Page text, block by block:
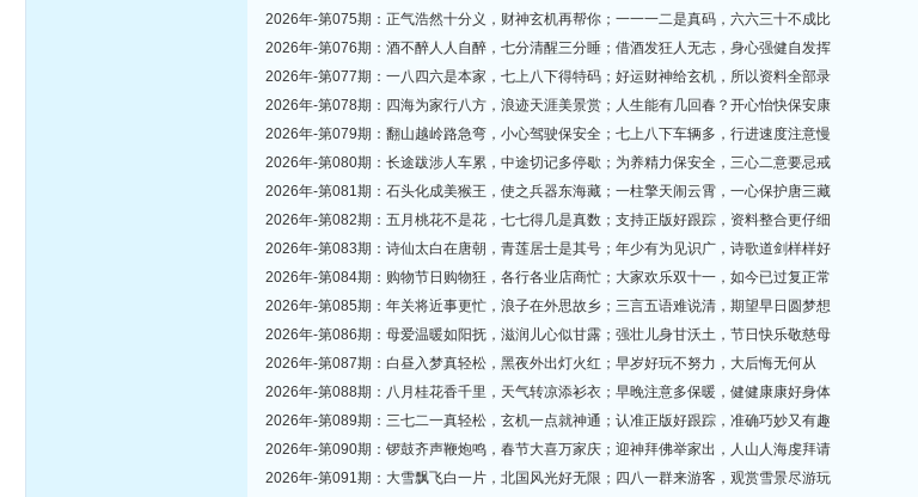
2026年-第075期：正气浩然十分义，财神玄机再帮你；一一一二是真码，六六三十不成比
2026年-第076期：酒不醉人人自醉，七分清醒三分睡；借酒发狂人无志，身心强健自发挥
2026年-第077期：一八四六是本家，七上八下得特码；好运财神给玄机，所以资料全部录
2026年-第078期：四海为家行八方，浪迹天涯美景赏；人生能有几回春？开心怡快保安康
2026年-第079期：翻山越岭路急弯，小心驾驶保安全；七上八下车辆多，行进速度注意慢
2026年-第080期：长途跋涉人车累，中途切记多停歇；为养精力保安全，三心二意要忌戒
2026年-第081期：石头化成美猴王，使之兵器东海藏；一柱擎天闹云霄，一心保护唐三藏
2026年-第082期：五月桃花不是花，七七得几是真数；支持正版好跟踪，资料整合更仔细
2026年-第083期：诗仙太白在唐朝，青莲居士是其号；年少有为见识广，诗歌道剑样样好
2026年-第084期：购物节日购物狂，各行各业店商忙；大家欢乐双十一，如今已过复正常
2026年-第085期：年关将近事更忙，浪子在外思故乡；三言五语难说清，期望早日圆梦想
2026年-第086期：母爱温暖如阳抚，滋润儿心似甘露；强壮儿身甘沃土，节日快乐敬慈母
2026年-第087期：白昼入梦真轻松，黑夜外出灯火红；早岁好玩不努力，大后悔无何从
2026年-第088期：八月桂花香千里，天气转凉添衫衣；早晚注意多保暖，健健康康好身体
2026年-第089期：三七二一真轻松，玄机一点就神通；认准正版好跟踪，准确巧妙又有趣
2026年-第090期：锣鼓齐声鞭炮鸣，春节大喜万家庆；迎神拜佛举家出，人山人海虔拜请
2026年-第091期：大雪飘飞白一片，北国风光好无限；四八一群来游客，观赏雪景尽游玩